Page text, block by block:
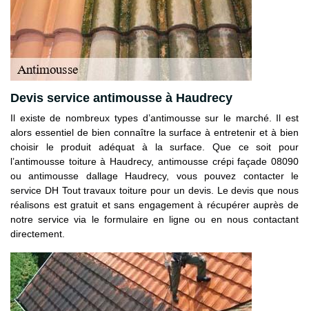
Devis service antimousse à Haudrecy
Il existe de nombreux types d’antimousse sur le marché. Il est
alors essentiel de bien connaître la surface à entretenir et à bien
choisir le produit adéquat à la surface. Que ce soit pour
l’antimousse toiture à Haudrecy, antimousse crépi façade 08090
ou antimousse dallage Haudrecy, vous pouvez contacter le
service DH Tout travaux toiture pour un devis. Le devis que nous
réalisons est gratuit et sans engagement à récupérer auprès de
notre service via le formulaire en ligne ou en nous contactant
directement.